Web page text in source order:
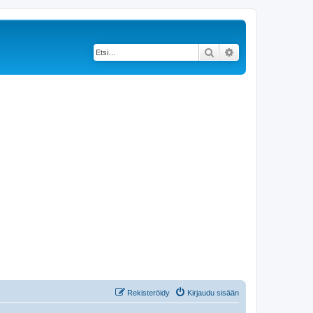
Etsi
Kirjaudu sisään
Rekisteröidy